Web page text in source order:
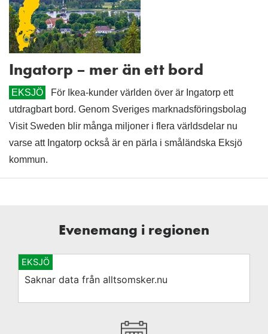
Ingatorp – mer än ett bord
EKSJÖ
För Ikea-kunder världen över är Ingatorp ett
utdragbart bord. Genom Sveriges marknadsföringsbolag
Visit Sweden blir många miljoner i flera världsdelar nu
varse att Ingatorp också är en pärla i småländska Eksjö
kommun.
Evenemang i regionen
EKSJÖ
Saknar data från alltsomsker.nu